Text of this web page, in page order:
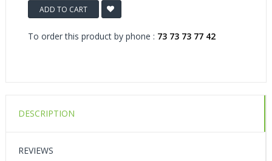
ADD TO CART
To order this product by phone : 73 73 73 77 42
DESCRIPTION
REVIEWS